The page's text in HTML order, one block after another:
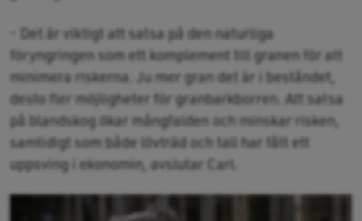
- Det är viktigt att satsa på den naturliga
föryngringen som ett komplement till granen för att
minimera riskerna. Ju mer gran det är i beståndet,
desto fler möjligheter för granbarkborren. Att satsa
på blandskog ökar mångfalden och minskar risken,
samtidigt som både lövträd och tall har fått ett
uppsving i ekonomin, avslutar Carl.